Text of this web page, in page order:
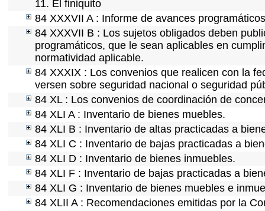
11. El finiquito
84 XXXVII A : Informe de avances
84 XXXVII B : Los sujetos obligados deben
programáticos, que le sean aplicables en
normatividad aplicable.
84 XXXIX : Los convenios que realicen con la
versen sobre seguridad nacional o seguridad
84 XL : Los convenios de coordinación de
84 XLI A : Inventario de bienes muebles.
84 XLI B : Inventario de altas practicadas a
84 XLI C : Inventario de bajas practicadas a
84 XLI D : Inventario de bienes inmuebles.
84 XLI F : Inventario de bajas practicadas a
84 XLI G : Inventario de bienes muebles e
84 XLII A : Recomendaciones emitidas por la